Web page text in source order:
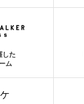
した
ム